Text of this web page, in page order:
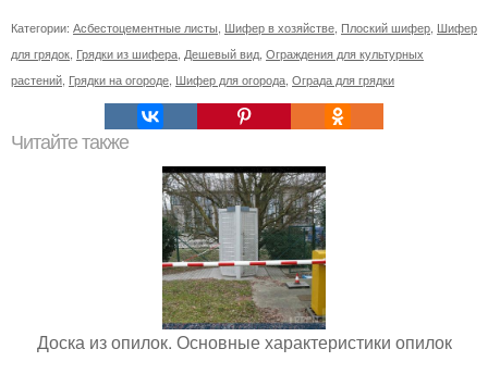
Категории: Асбестоцементные листы Шифер в хозяйстве Плоский шифер Шифер
для грядок Грядки из шифера Дешевый вид Ограждения для культурных
растений Грядки на огороде Шифер для огорода Ограда для грядки
Читайте также
Доска из опилок. Основные характеристики опилок